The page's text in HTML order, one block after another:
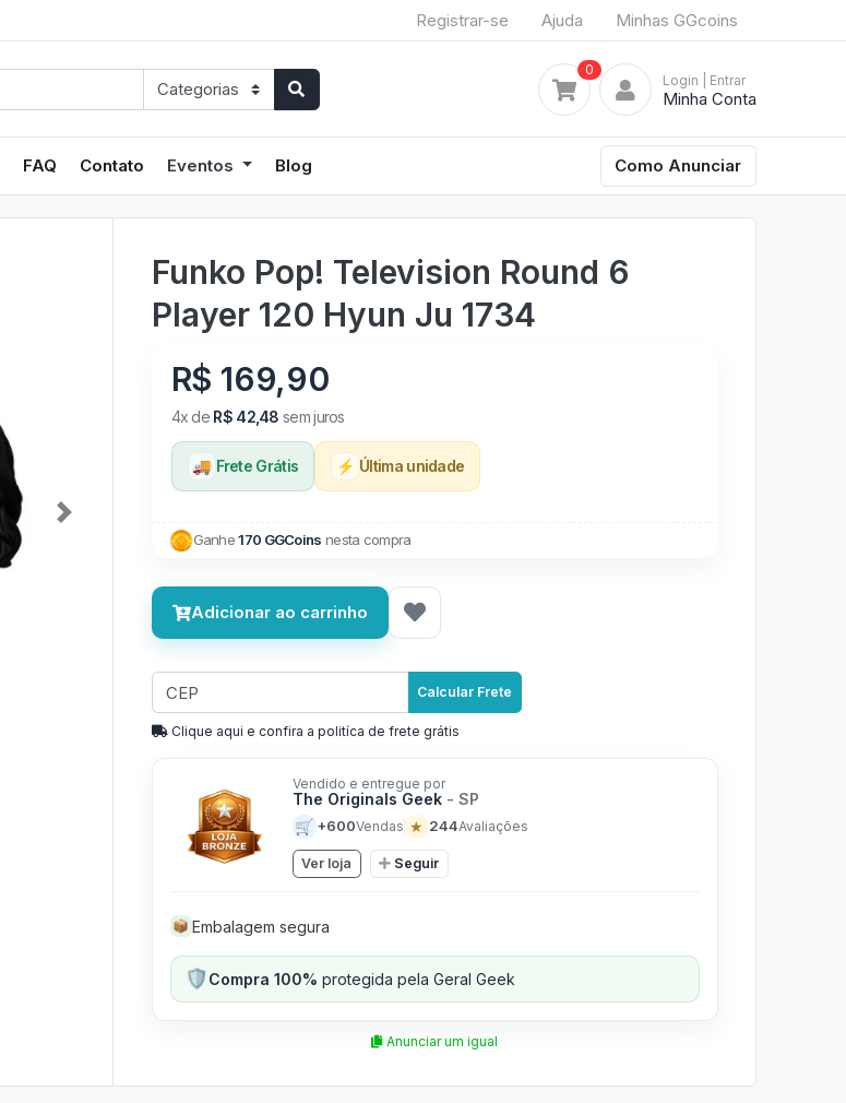
Registrar-se Ajuda Minhas GGcoins
0
Login | Entrar
Minha Conta
FAQ Contato Eventos Blog Como Anunciar
Next
Funko Pop! Television Round 6
Player 120 Hyun Ju 1734
R$ 169,90
4x de R$ 42,48 sem juros
🚚 Frete Grátis ⚡ Última unidade
Ganhe170 GGCoins nesta compra
Adicionar ao carrinho
Calcular Frete
Clique aqui e confira a politíca de frete grátis
Vendido e entregue por
The Originals Geek - SP
🛒 +600Vendas ★ 244Avaliações
Ver loja Seguir
📦 Embalagem segura
🛡️Compra 100% protegida pela Geral Geek
Anunciar um igual